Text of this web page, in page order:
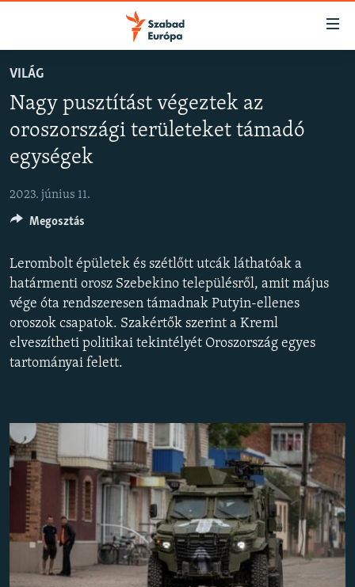
Akadálymentes
Ugrás
oldalra
Ugrás
AKTUÁLIS
PODCASTOK
VIDEÓK
ELEMZŐ
NER15
SZABADON
TÁRSADALOM
DEMOKRÁCIA
A PÉNZ NYOMÁBAN
EURÓPAI UNIÓ
KLÍMAVÁLTOZÁS
A MÚLT TANULSÁGAI
KÖVESSEN MINKET!
Valamennyi RFE/RL weboldal
VILÁG
Nagy pusztítást végeztek az
oroszországi területeket támadó
egységek
2023. június 11.
Lerombolt épületek és szétlőtt utcák láthatóak a
határmenti orosz Szebekino településről, amit május
vége óta rendszeresen támadnak Putyin-ellenes
oroszok csapatok. Szakértők szerint a Kreml
elveszítheti politikai tekintélyét Oroszország egyes
tartományai felett.
Megosztás
FELIRATKOZÁS